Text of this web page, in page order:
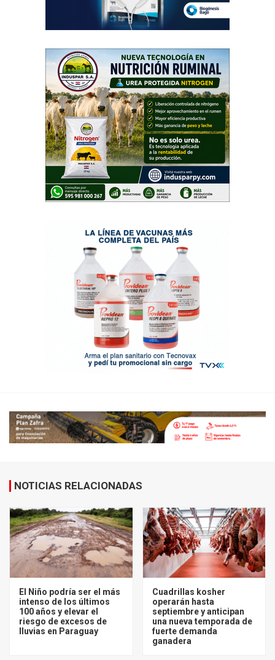
NOTICIAS RELACIONADAS
El Niño podría ser el más
intenso de los últimos
100 años y elevar el
riesgo de excesos de
lluvias en Paraguay
Cuadrillas kosher
operarán hasta
septiembre y anticipan
una nueva temporada de
fuerte demanda
ganadera